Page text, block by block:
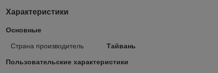
Характеристики
Основные
Страна производитель Тайвань
Пользовательские характеристики